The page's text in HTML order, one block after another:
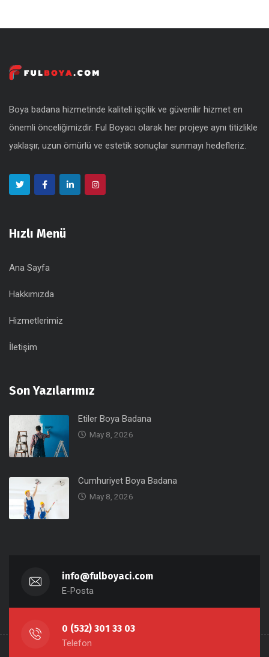
Boya badana hizmetinde kaliteli işçilik ve güvenilir hizmet en
önemli önceliğimizdir. Ful Boyacı olarak her projeye aynı titizlikle
yaklaşır, uzun ömürlü ve estetik sonuçlar sunmayı hedefleriz.
Hızlı Menü
Ana Sayfa
Hakkımızda
Hizmetlerimiz
İletişim
Son Yazılarımız
Etiler Boya Badana
May 8, 2026
Cumhuriyet Boya Badana
May 8, 2026
info@fulboyaci.com
E-Posta
0 (532) 301 33 03
Telefon